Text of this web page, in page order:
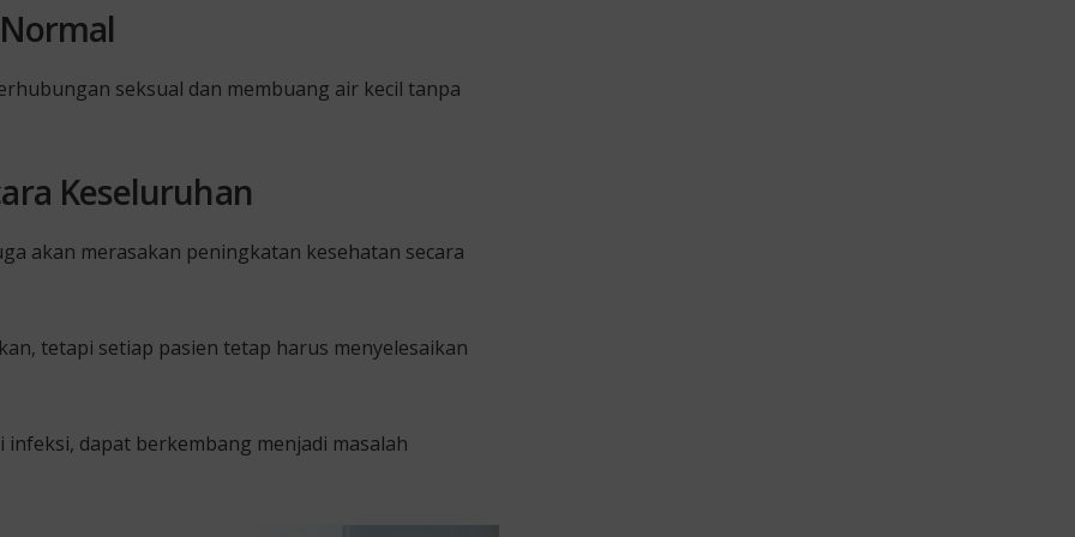
seksual dan membuang air kecil tanpa
Keseluruhan
akan merasakan peningkatan kesehatan secara
tetapi setiap pasien tetap harus menyelesaikan
dapat berkembang menjadi masalah